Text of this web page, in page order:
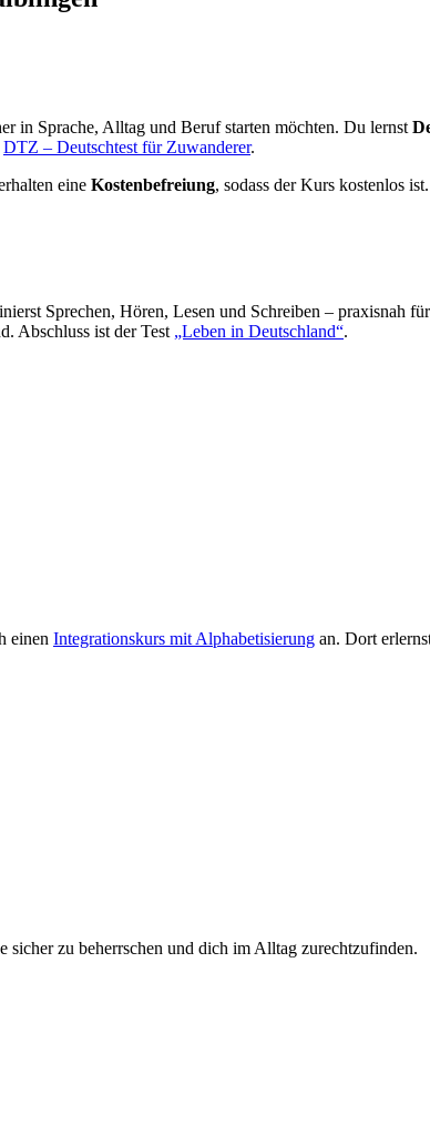
in Sprache, Alltag und Beruf starten möchten. Du lernst
DTZ – Deutschtest für Zuwanderer.
eine Kostenbefreiung, sodass der Kurs kostenlos
Sprechen, Hören, Lesen und Schreiben – praxisnah
Abschluss ist der Test „Leben in Deutschland“.
einen Integrationskurs mit Alphabetisierung an. Dort
sicher zu beherrschen und dich im Alltag zurechtzufinden.